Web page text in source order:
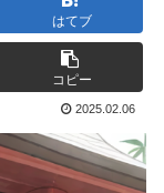
はてブ
コピー
2025.02.06